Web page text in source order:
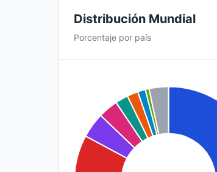
Distribución Mundial
Porcentaje por país